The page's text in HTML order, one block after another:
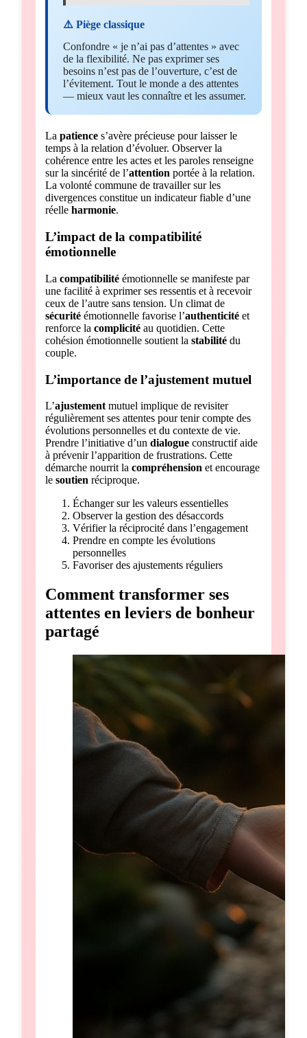
⚠️ Piège classique
Confondre « je n’ai pas d’attentes » avec
de la flexibilité. Ne pas exprimer ses
besoins n’est pas de l’ouverture, c’est de
l’évitement. Tout le monde a des attentes
— mieux vaut les connaître et les assumer.
La patience s’avère précieuse pour laisser le
temps à la relation d’évoluer. Observer la
cohérence entre les actes et les paroles renseigne
sur la sincérité de l’attention portée à la relation.
La volonté commune de travailler sur les
divergences constitue un indicateur fiable d’une
réelle harmonie.
L’impact de la compatibilité
émotionnelle
La compatibilité émotionnelle se manifeste par
une facilité à exprimer ses ressentis et à recevoir
ceux de l’autre sans tension. Un climat de
sécurité émotionnelle favorise l’authenticité et
renforce la complicité au quotidien. Cette
cohésion émotionnelle soutient la stabilité du
couple.
L’importance de l’ajustement mutuel
L’ajustement mutuel implique de revisiter
régulièrement ses attentes pour tenir compte des
évolutions personnelles et du contexte de vie.
Prendre l’initiative d’un dialogue constructif aide
à prévenir l’apparition de frustrations. Cette
démarche nourrit la compréhension et encourage
le soutien réciproque.
Échanger sur les valeurs essentielles
Observer la gestion des désaccords
Vérifier la réciprocité dans l’engagement
Prendre en compte les évolutions
personnelles
Favoriser des ajustements réguliers
Comment transformer ses
attentes en leviers de bonheur
partagé